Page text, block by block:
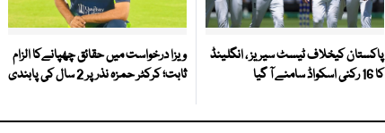
پاکستان کیخلاف ٹیسٹ سیریز ، انگلینڈ
کا 16 رکنی اسکواڈ سامنے آ گیا
ویزا درخواست میں حقائق چھپانےکا الزام
ثابت؛ کرکٹر حمزہ نذر پر 2 سال کی پابندی